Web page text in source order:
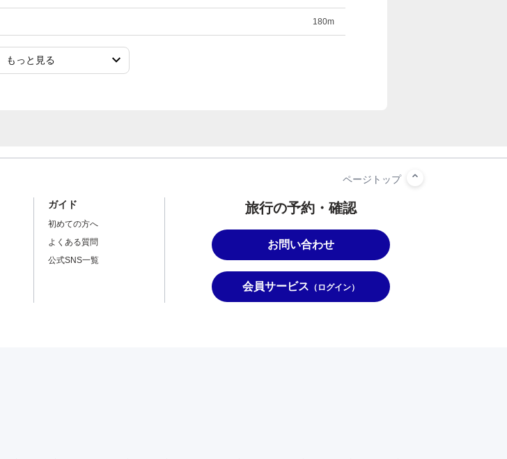
180m
もっと見る
旅行の予約・確認
お問い合わせ
会員サービス （ログイン）
ガイド
初めての方へ
よくある質問
公式SNS一覧